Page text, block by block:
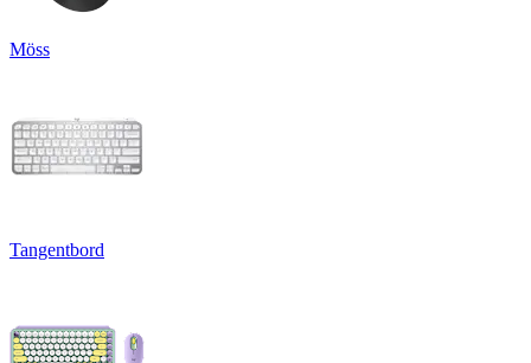
Möss
Tangentbord